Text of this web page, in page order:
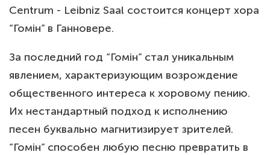
Centrum - Leibniz Saal состоится концерт хора
“Гомін” в Ганновере.
За последний год “Гомін” стал уникальным
явлением, характеризующим возрождение
общественного интереса к хоровому пению.
Их нестандартный подход к исполнению
песен буквально магнитизирует зрителей.
“Гомін” способен любую песню превратить в